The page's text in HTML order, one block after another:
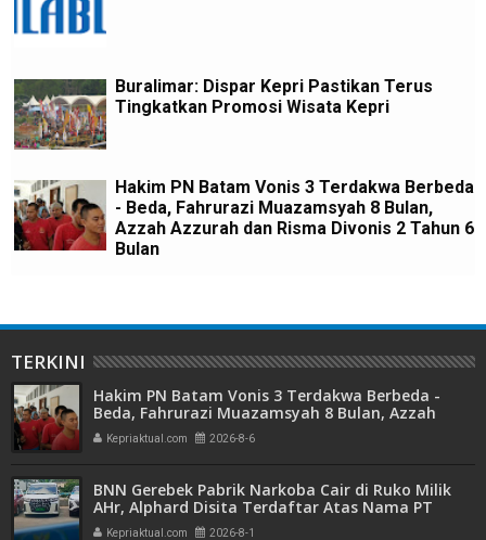
Buralimar: Dispar Kepri Pastikan Terus
Tingkatkan Promosi Wisata Kepri
Hakim PN Batam Vonis 3 Terdakwa Berbeda
- Beda, Fahrurazi Muazamsyah 8 Bulan,
Azzah Azzurah dan Risma Divonis 2 Tahun 6
Bulan
TERKINI
Hakim PN Batam Vonis 3 Terdakwa Berbeda -
Beda, Fahrurazi Muazamsyah 8 Bulan, Azzah
Azzurah dan Risma Divonis 2 Tahun 6 Bulan
Kepriaktual.com 2026-8-6
BNN Gerebek Pabrik Narkoba Cair di Ruko Milik
AHr, Alphard Disita Terdaftar Atas Nama PT
Mitra Usaha Properti
Kepriaktual.com 2026-8-1